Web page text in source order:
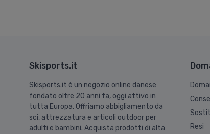
Skisports.it
Skisports.it è un negozio online danese
fondato oltre 20 anni fa, oggi attivo in
tutta Europa. Offriamo abbigliamento da
sci, attrezzatura e articoli outdoor per
adulti e bambini. Acquista prodotti di alta
Resi